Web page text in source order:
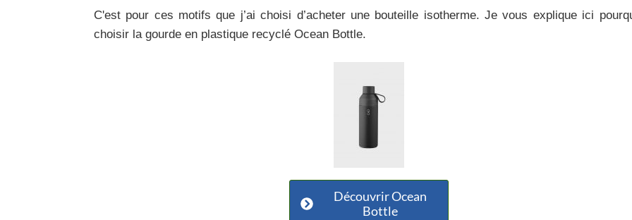
C'est pour ces motifs que j’ai choisi d’acheter une bouteille isotherme.Je vous explique ici
choisir la gourde en plastique recyclé Ocean Bottle.
Découvrir Ocean
Bottle